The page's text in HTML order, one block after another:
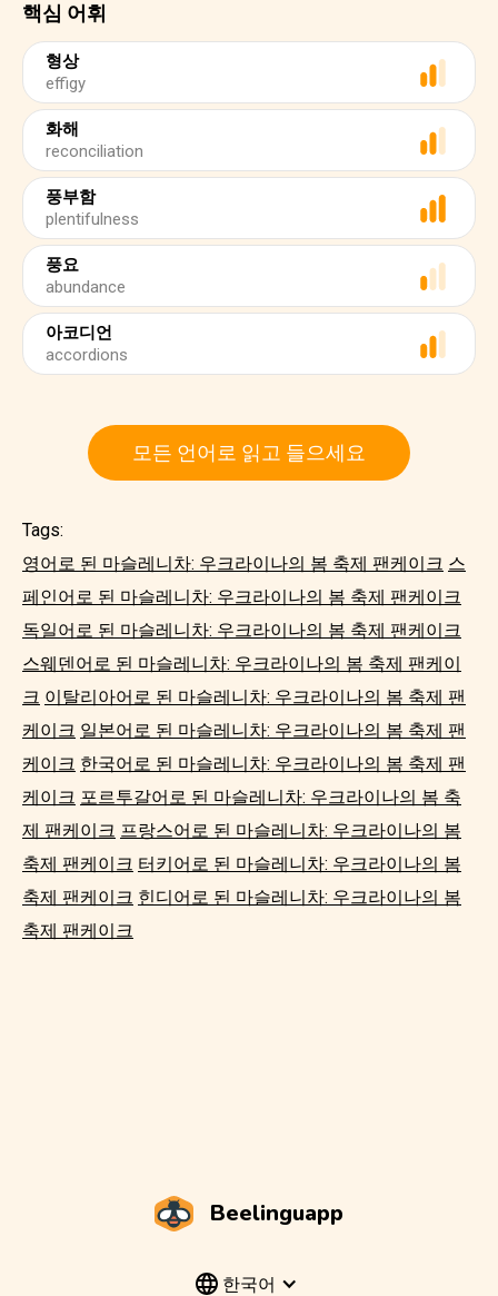
핵심 어휘
형상
effigy
화해
reconciliation
풍부함
plentifulness
풍요
abundance
아코디언
accordions
모든 언어로 읽고 들으세요
Tags:
영어로 된 마슬레니차: 우크라이나의 봄 축제 팬케이크 스
페인어로 된 마슬레니차: 우크라이나의 봄 축제 팬케이크
독일어로 된 마슬레니차: 우크라이나의 봄 축제 팬케이크
스웨덴어로 된 마슬레니차: 우크라이나의 봄 축제 팬케이
크 이탈리아어로 된 마슬레니차: 우크라이나의 봄 축제 팬
케이크 일본어로 된 마슬레니차: 우크라이나의 봄 축제 팬
케이크 한국어로 된 마슬레니차: 우크라이나의 봄 축제 팬
케이크 포르투갈어로 된 마슬레니차: 우크라이나의 봄 축
제 팬케이크 프랑스어로 된 마슬레니차: 우크라이나의 봄
축제 팬케이크 터키어로 된 마슬레니차: 우크라이나의 봄
축제 팬케이크 힌디어로 된 마슬레니차: 우크라이나의 봄
축제 팬케이크
Beelinguapp
한국어